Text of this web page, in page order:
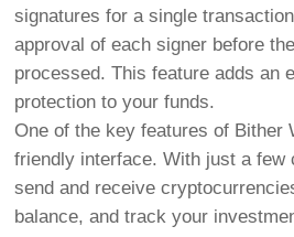
signatures for a single
approval of each signer before
processed. This feature adds an
protection to your funds.
One of the key features of Bither
friendly interface. With just a
send and receive
balance, and track your